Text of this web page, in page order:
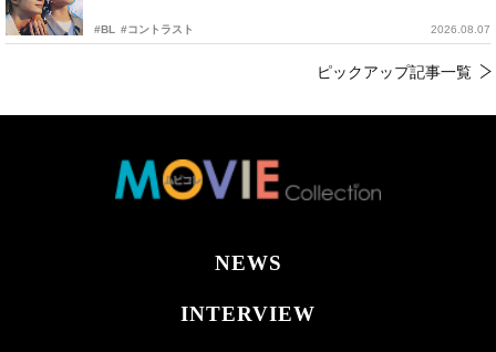
#BL #コントラスト 2026.08.07
ピックアップ記事一覧
NEWS
INTERVIEW